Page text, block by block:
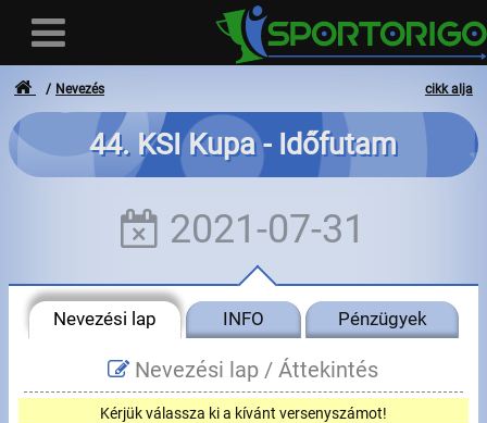
Felhasználó
Elfelejtett azonosító vagy jelszó
Számlák
cikk alja
Nevezés
44. KSI Kupa - Időfutam
2021-07-31
Nevezési lap INFO Pénzügyek
Nevezési lap / Áttekintés
Kérjük válassza ki a kívánt versenyszámot!